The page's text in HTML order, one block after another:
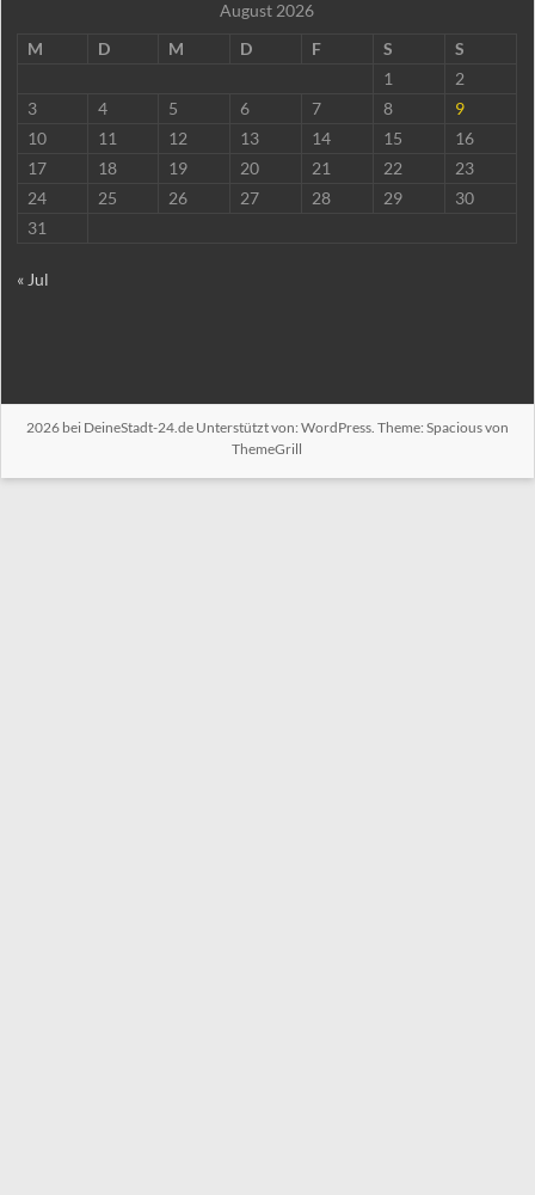
August 2026
M
D M D F S
S
1
2
3
4 5 6 7 8
9
10
11 12 13 14 15
16
17
18 19 20 21 22
23
24
25 26 27 28 29
30
31
« Jul
2026 bei DeineStadt-24.deUnterstützt von: WordPress. Theme: Spacious von
ThemeGrill